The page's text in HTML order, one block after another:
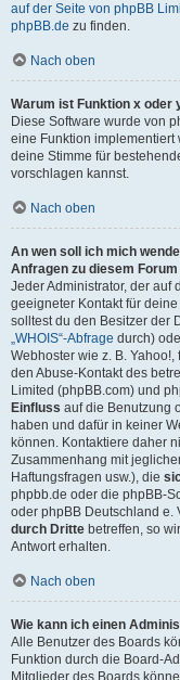
auf der Seite von phpBB
phpBB.de zu finden.
Nach oben
Warum ist Funktion x oder
Diese Software wurde von
eine Funktion
deine Stimme für
vorschlagen kannst.
Nach oben
An wen soll ich mich
Anfragen zu diesem
Jeder Administrator, der auf
geeigneter Kontakt für
solltest du den Besitzer der
„WHOIS“-Abfrage durch)
Webhoster wie z. B.
den Abuse-Kontakt des
Limited (phpBB.com) und
Einfluss auf die Benutzung
haben und dafür in keiner
können. Kontaktiere daher
Zusammenhang mit
Haftungsfragen usw.), die
phpbb.de oder die phpBB-
oder phpBB Deutschland e.
durch Dritte betreffen, so
Antwort erhalten.
Nach oben
Wie kann ich einen
Alle Benutzer des Boards
Funktion durch die Board-
Mitglieder des Boards